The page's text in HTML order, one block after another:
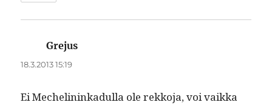
Grejus
18.3.2013 15:19
Ei Meche­lininkadul­la ole rekko­ja, voi vaik­ka